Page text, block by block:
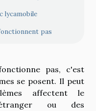
lycamobile
pas
pas, c'est
se posent. Il peut
affectent le
ou des